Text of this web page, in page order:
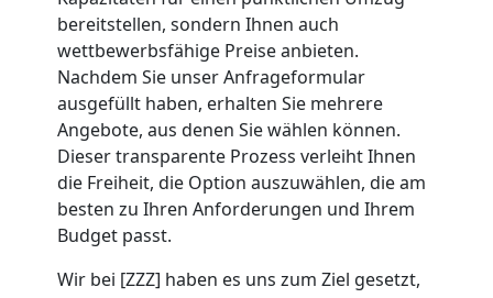
bereitstellen, sondern Ihnen auch
wettbewerbsfähige Preise anbieten.
Nachdem Sie unser Anfrageformular
ausgefüllt haben, erhalten Sie mehrere
Angebote, aus denen Sie wählen können.
Dieser transparente Prozess verleiht Ihnen
die Freiheit, die Option auszuwählen, die am
besten zu Ihren Anforderungen und Ihrem
Budget passt.
Wir bei [ZZZ] haben es uns zum Ziel gesetzt,
Wolfsberg
Umzug
Mann